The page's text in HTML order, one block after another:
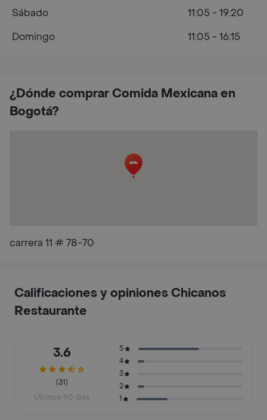
¿Dónde comprar Comida Mexicana en
Bogotá?
carrera 11 # 78-70
Sábado
11:05 - 19:20
Domingo
11:05 - 16:15
Calificaciones y opiniones Chicanos
Restaurante
3.6
(31)
Últimos 90 días
5
4
3
2
1